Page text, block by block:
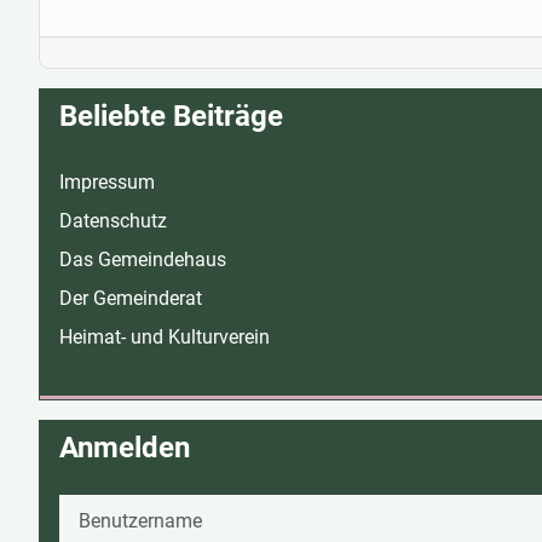
Beliebte Beiträge
Impressum
Datenschutz
Das Gemeindehaus
Der Gemeinderat
Heimat- und Kulturverein
Anmelden
Benutzername